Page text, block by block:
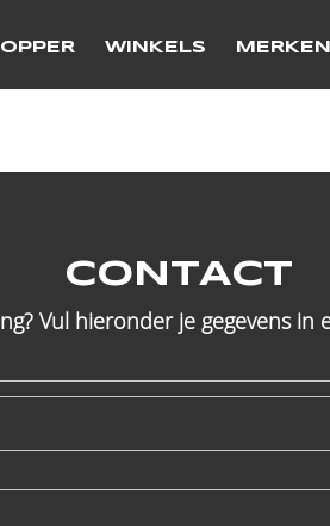
WINKELS MERKEN
CONTACT
Vul hieronder je gegevens